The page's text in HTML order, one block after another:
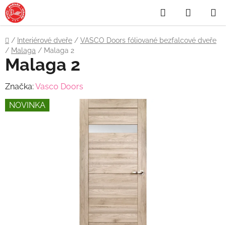
Přejít
na
obsah
Hledat
KOŠÍK
Domů
/ Interiérové dveře / VASCO Doors fóliované bezfalcové dveře
/ Malaga / Malaga 2
Malaga 2
Značka: Vasco Doors
NOVINKA